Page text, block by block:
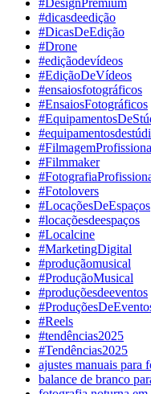
#dicasdeedição
#DicasDeEdição
#Drone
#ediçãodevídeos
#EdiçãoDeVídeos
#ensaiosfotográficos
#EnsaiosFotográficos
#Filmmaker
#Fotolovers
#LocaçõesDeEspaços
#locaçõesdeespaços
#Localcine
#MarketingDigital
#produçãomusical
#ProduçãoMusical
#produçõesdeeventos
#Reels
#tendências2025
#Tendências2025
ajustes manuais para
balance de branco